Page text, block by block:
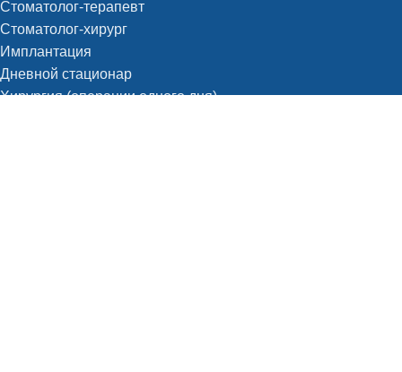
Стоматолог-терапевт
Стоматолог-хирург
Имплантация
Дневной стационар
Хирургия (операции одного дня)